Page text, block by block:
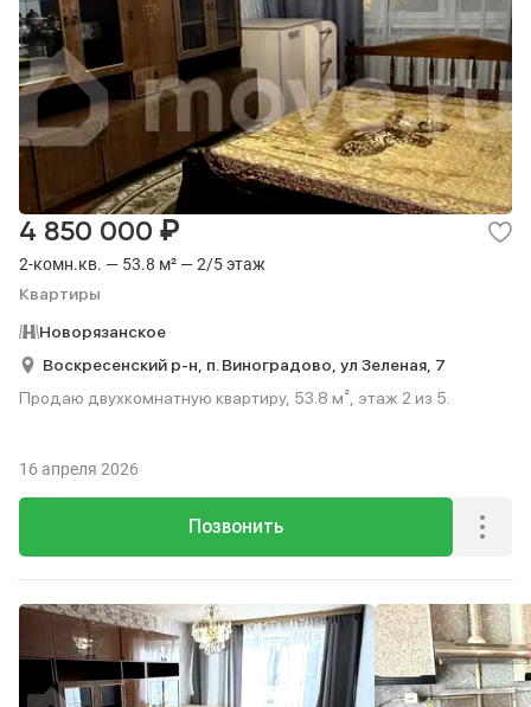
2-комн.кв. — 53.8 м² — 2/5 этаж
Квартиры
4 850 000 ₽
Новорязанское
Воскресенский р-н, п. Виноградово, ул Зеленая, 7
Продаю двухкомнатную квартиру, 53.8 м², этаж 2 из 5.
Позвонить
16 апреля 2026